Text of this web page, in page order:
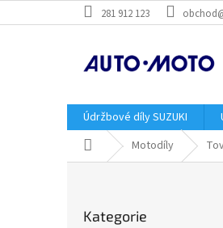
na
281 912 123
Údržbové díly SUZUKI
Domů Motodíly
kategorie
Kategorie